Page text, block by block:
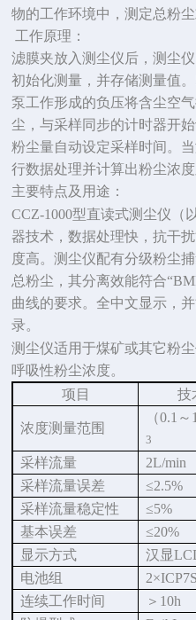
物的工作环境中，测定总粉
工作原理：
滤膜夹放入测尘仪后，测尘
初始化测量，并存储测量值。
泵工作形成的负压将含尘空
尘，与采样同步的计时器开
粉尘量自动设定采样时间。
行数据处理并计算出粉尘浓度
主要特点及用途：
CCZ-1000型直读式测尘仪（
器技术，数据处理快，抗干
度高。测尘仪配有分级粉尘
总粉尘，其分离效能符合
曲线的要求。全中文显示，
录。
测尘仪适用于煤矿或其它粉
呼吸性粉尘浓度。
项目
技
浓度测量范围
（0.1 ～
3
采样流量
2L/min
采样流量误差
≤2.5%
采样流量稳定性
≤5%
基本误差
≤20%
显示方式
汉显
电池组
连续工作时间
＞ 10h